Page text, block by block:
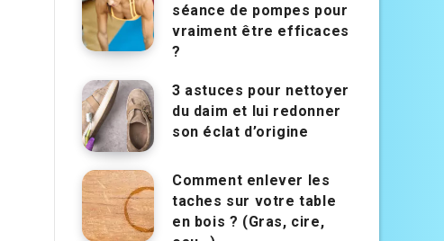
séance de pompes pour
vraiment être efficaces
?
3 astuces pour nettoyer
du daim et lui redonner
son éclat d’origine
Comment enlever les
taches sur votre table
en bois ? (Gras, cire,